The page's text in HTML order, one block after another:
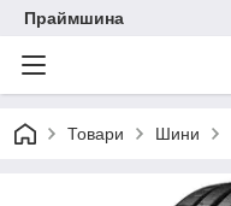
Праймшина
Товари Шини